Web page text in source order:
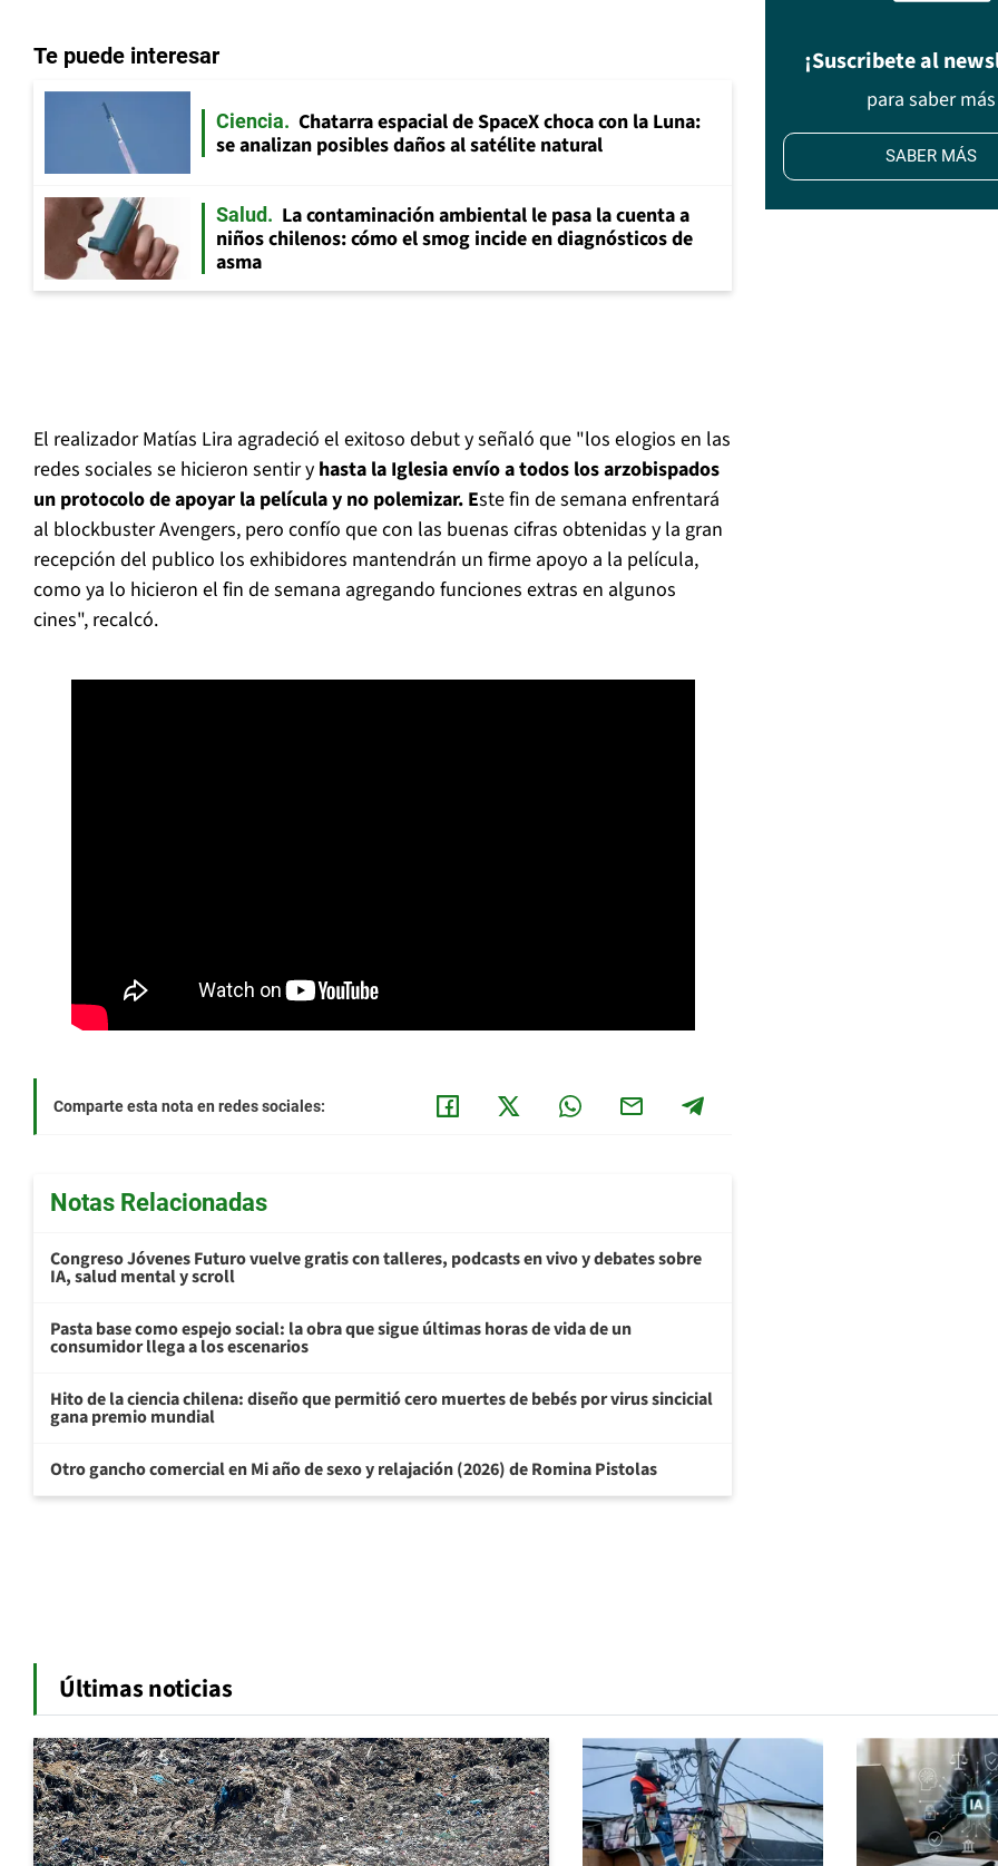
Te puede interesar
Ciencia
Chatarra espacial de SpaceX choca con la Luna:
se analizan posibles daños al satélite natural
Salud
La contaminación ambiental le pasa la cuenta a
niños chilenos: cómo el smog incide en diagnósticos de
asma
El realizador Matías Lira agradeció el exitoso debut y señaló que "los elogios en las
redes sociales se hicieron sentir y hasta la Iglesia envío a todos los arzobispados
un protocolo de apoyar la película y no polemizar. Este fin de semana enfrentará
al blockbuster Avengers, pero confío que con las buenas cifras obtenidas y la gran
recepción del publico los exhibidores mantendrán un firme apoyo a la película,
como ya lo hicieron el fin de semana agregando funciones extras en algunos
cines", recalcó.
Comparte esta nota en redes sociales:
Notas Relacionadas
Congreso Jóvenes Futuro vuelve gratis con talleres, podcasts en vivo y debates sobre
IA, salud mental y scroll
Pasta base como espejo social: la obra que sigue últimas horas de vida de un
consumidor llega a los escenarios
Hito de la ciencia chilena: diseño que permitió cero muertes de bebés por virus sincicial
gana premio mundial
Otro gancho comercial en Mi año de sexo y relajación (2026) de Romina Pistolas
¡Suscribete al
para saber más
SABER MÁS
Últimas noticias